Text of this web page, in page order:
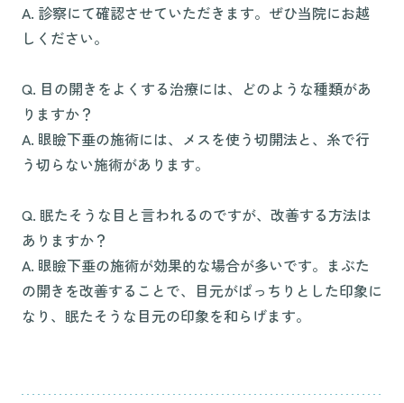
A. 診察にて確認させていただきます。ぜひ当院にお越
しください。
Q. 目の開きをよくする治療には、どのような種類があ
りますか？
A. 眼瞼下垂の施術には、メスを使う切開法と、糸で行
う切らない施術があります。
Q. 眠たそうな目と言われるのですが、改善する方法は
ありますか？
A. 眼瞼下垂の施術が効果的な場合が多いです。まぶた
の開きを改善することで、目元がぱっちりとした印象に
なり、眠たそうな目元の印象を和らげます。